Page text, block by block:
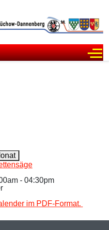
- 04:30pm
im PDF-Format.